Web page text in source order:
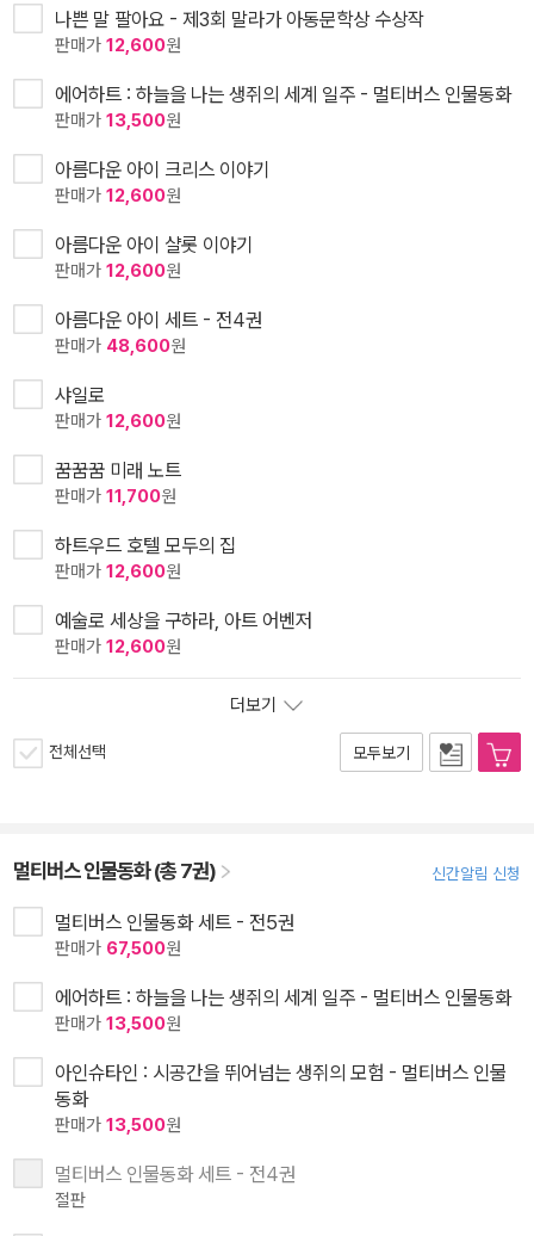
나쁜 말 팔아요 - 제3회 말라가 아동문학상 수상작
판매가 12,600원
에어하트 : 하늘을 나는 생쥐의 세계 일주 - 멀티버스 인물동화
판매가 13,500원
아름다운 아이 크리스 이야기
판매가 12,600원
아름다운 아이 샬롯 이야기
판매가 12,600원
아름다운 아이 세트 - 전4권
판매가 48,600원
샤일로
판매가 12,600원
꿈꿈꿈 미래 노트
판매가 11,700원
하트우드 호텔 모두의 집
판매가 12,600원
예술로 세상을 구하라, 아트 어벤저
판매가 12,600원
더보기
전체선택 모두보기
멀티버스 인물동화 (총 7권) 신간알림 신청
멀티버스 인물동화 세트 - 전5권
판매가 67,500원
에어하트 : 하늘을 나는 생쥐의 세계 일주 - 멀티버스 인물동화
판매가 13,500원
아인슈타인 : 시공간을 뛰어넘는 생쥐의 모험 - 멀티버스 인물
동화
판매가 13,500원
멀티버스 인물동화 세트 - 전4권
절판